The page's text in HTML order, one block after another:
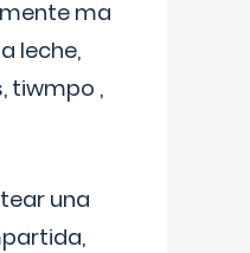
ma
leche,
tiwmpo ,
una